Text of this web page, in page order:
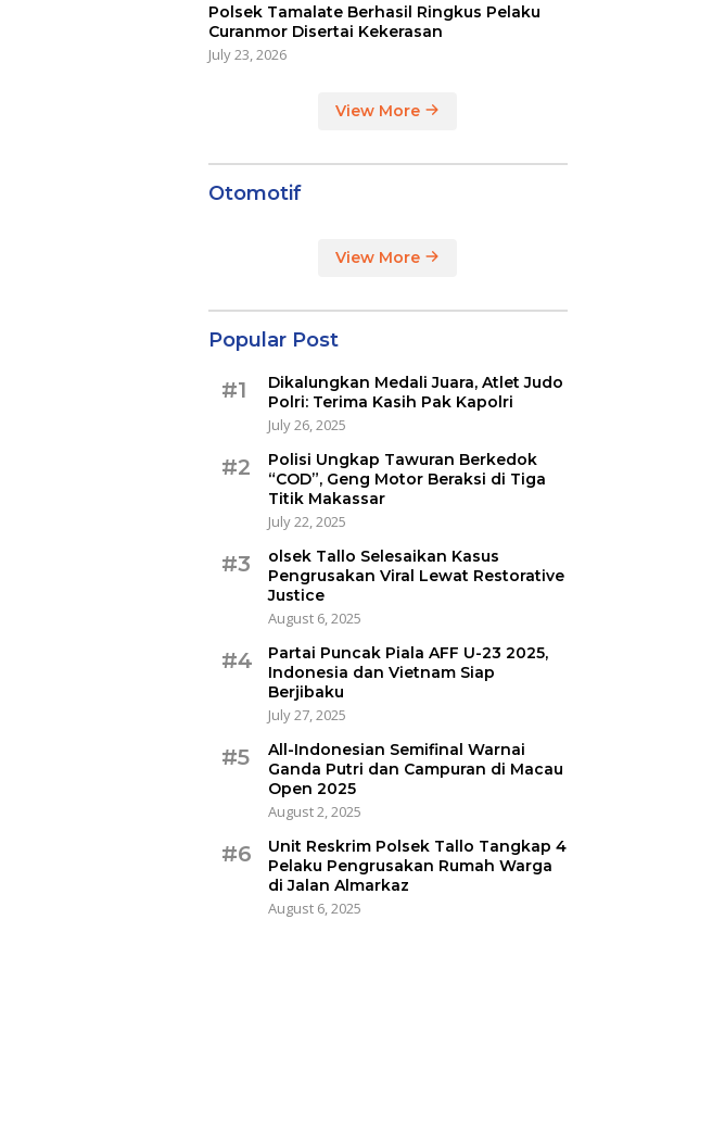
Polsek Tamalate Berhasil Ringkus Pelaku
Curanmor Disertai Kekerasan
July 23, 2026
View More
Otomotif
View More
Popular Post
#1
Dikalungkan Medali Juara, Atlet Judo
Polri: Terima Kasih Pak Kapolri
July 26, 2025
#2
Polisi Ungkap Tawuran Berkedok
“COD”, Geng Motor Beraksi di Tiga
Titik Makassar
July 22, 2025
#3
olsek Tallo Selesaikan Kasus
Pengrusakan Viral Lewat Restorative
Justice
August 6, 2025
#4
Partai Puncak Piala AFF U-23 2025,
Indonesia dan Vietnam Siap
Berjibaku
July 27, 2025
#5
All-Indonesian Semifinal Warnai
Ganda Putri dan Campuran di Macau
Open 2025
August 2, 2025
#6
Unit Reskrim Polsek Tallo Tangkap 4
Pelaku Pengrusakan Rumah Warga
di Jalan Almarkaz
August 6, 2025